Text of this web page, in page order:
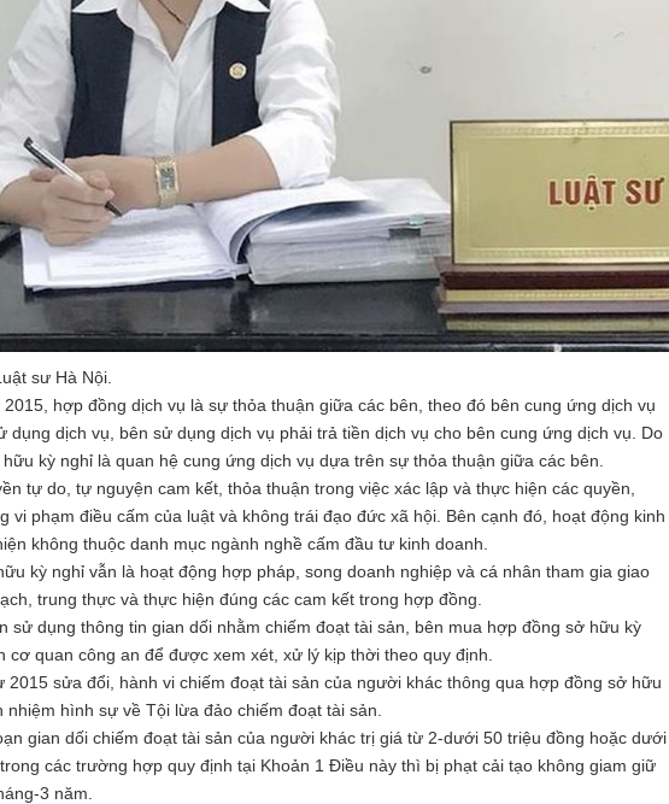
sư Hà Nội.
hợp đồng dịch vụ là sự thỏa thuận giữa các bên, theo đó bên cung ứng dịch vụ
dụng dịch vụ, bên sử dụng dịch vụ phải trả tiền dịch vụ cho bên cung ứng dịch vụ. Do
kỳ nghỉ là quan hệ cung ứng dịch vụ dựa trên sự thỏa thuận giữa các bên.
tự do, tự nguyện cam kết, thỏa thuận trong việc xác lập và thực hiện các quyền,
vi phạm điều cấm của luật và không trái đạo đức xã hội. Bên cạnh đó, hoạt động kinh
không thuộc danh mục ngành nghề cấm đầu tư kinh doanh.
kỳ nghỉ vẫn là hoạt động hợp pháp, song doanh nghiệp và cá nhân tham gia giao
trung thực và thực hiện đúng các cam kết trong hợp đồng.
sử dụng thông tin gian dối nhằm chiếm đoạt tài sản, bên mua hợp đồng sở hữu kỳ
cơ quan công an để được xem xét, xử lý kịp thời theo quy định.
sửa đổi, hành vi chiếm đoạt tài sản của người khác thông qua hợp đồng sở hữu
hình sự về Tội lừa đảo chiếm đoạt tài sản.
gian dối chiếm đoạt tài sản của người khác trị giá từ 2-dưới 50 triệu đồng hoặc dưới
các trường hợp quy định tại Khoản 1 Điều này thì bị phạt cải tạo không giam giữ
3 năm.